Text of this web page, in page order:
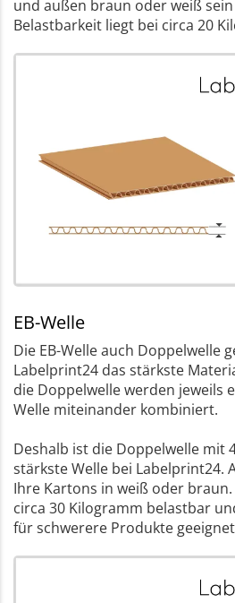
und außen braun oder weiß
Belastbarkeit liegt bei circa 20
EB-Welle
Die EB-Welle auch Doppelwelle
Labelprint24 das stärkste
die Doppelwelle werden jeweils
Welle miteinander kombiniert.
Deshalb ist die Doppelwelle mit
stärkste Welle bei Labelprint24.
Ihre Kartons in weiß oder
circa 30 Kilogramm belastbar
für schwerere Produkte